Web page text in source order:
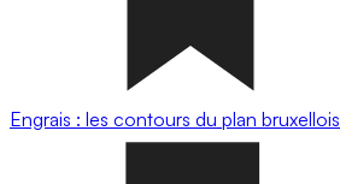
Engrais : les contours du plan bruxellois